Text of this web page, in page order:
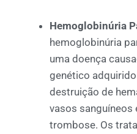
Hemoglobinúria
hemoglobinúria
uma doença
genético
destruição de
vasos sanguíneos
trombose. Os